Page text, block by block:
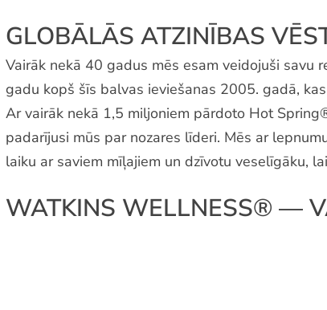
GLOBĀLĀS ATZINĪBAS
Vairāk nekā 40 gadus mēs esam veidojuši
gadu kopš šīs balvas ieviešanas 2005. gadā,
Ar vairāk nekā 1,5 miljoniem pārdoto Hot
padarījusi mūs par nozares līderi. Mēs ar
laiku ar saviem mīļajiem un dzīvotu veselīgāku,
WATKINS WELLNESS® —